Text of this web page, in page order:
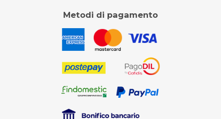
Metodi di pagamento